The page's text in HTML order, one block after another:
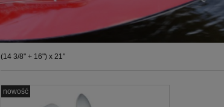
(14 3/8" + 16") x 21"
nowość